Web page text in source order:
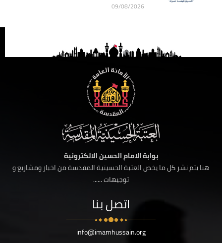
09/08/2026
بوابة الامام الحسين الالكترونية
هنا يتم نشر كل ما يخص العتبة الحسينية المقدسة من اخبار ومشاريع و
توجيهات ......
اتصل بنا
info@imamhussain.org